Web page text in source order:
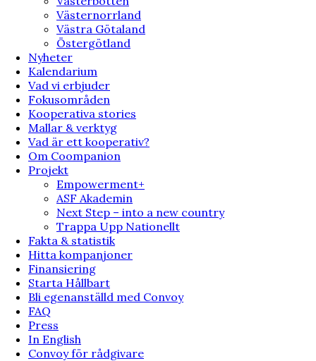
Västernorrland
Västra Götaland
Östergötland
Nyheter
Kalendarium
Vad vi erbjuder
Fokusområden
Kooperativa stories
Mallar & verktyg
Vad är ett kooperativ?
Om Coompanion
Projekt
Empowerment+
ASF Akademin
Next Step – into a new country
Trappa Upp Nationellt
Fakta & statistik
Hitta kompanjoner
Finansiering
Starta Hållbart
Bli egenanställd med Convoy
FAQ
Press
In English
Convoy för rådgivare